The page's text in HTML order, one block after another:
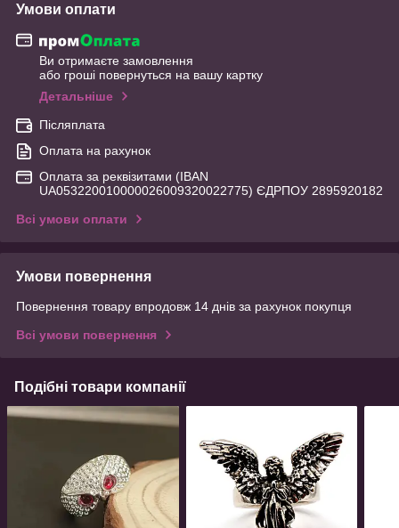
Умови оплати
Ви отримаєте замовлення
або гроші повернуться на вашу картку
Детальніше
Післяплата
Оплата на рахунок
Оплата за реквізитами (IBAN
UA053220010000026009320022775) ЄДРПОУ 2895920182
Всі умови оплати
Умови повернення
Повернення товару впродовж 14 днів за рахунок покупця
Всі умови повернення
Подібні товари компанії